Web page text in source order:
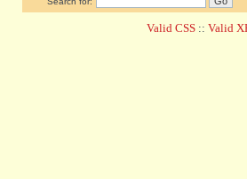
Valid CSS :: Valid